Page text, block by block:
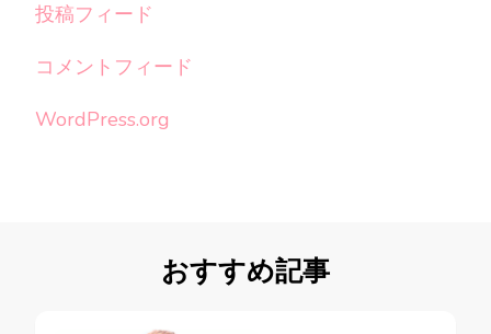
投稿フィード
コメントフィード
WordPress.org
おすすめ記事